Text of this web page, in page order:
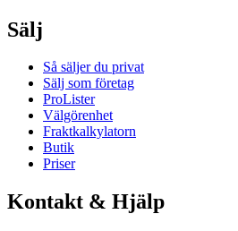
Sälj
Så säljer du privat
Sälj som företag
ProLister
Välgörenhet
Fraktkalkylatorn
Butik
Priser
Kontakt & Hjälp